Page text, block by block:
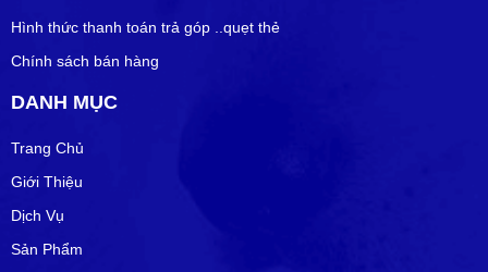
Hình thức thanh toán trả góp ..quẹt thẻ
Chính sách bán hàng
DANH MỤC
Trang Chủ
Giới Thiệu
Dịch Vụ
Sản Phẩm